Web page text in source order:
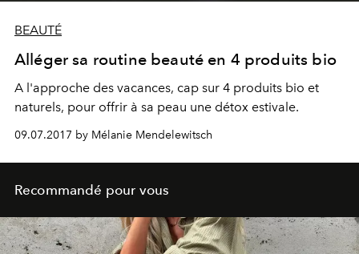
BEAUTÉ
Alléger sa routine beauté en 4 produits bio
A l'approche des vacances, cap sur 4 produits bio et
naturels, pour offrir à sa peau une détox estivale.
09.07.2017 by Mélanie Mendelewitsch
Recommandé pour vous